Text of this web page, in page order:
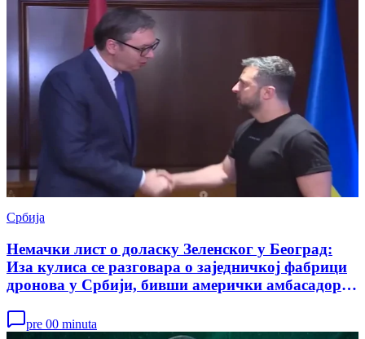
Србија
Немачки лист о доласку Зеленског у Београд:
Иза кулиса се разговара о заједничкој фабрици
дронова у Србији, бивши амерички амбасадор
Украјине
pre 00 minuta